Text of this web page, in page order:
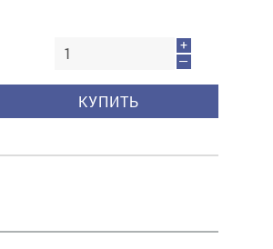
+
—
КУПИТЬ